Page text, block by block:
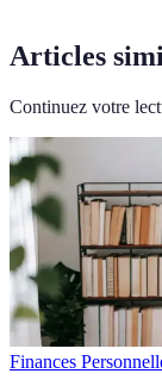
Articles
Continuez votre
Finances